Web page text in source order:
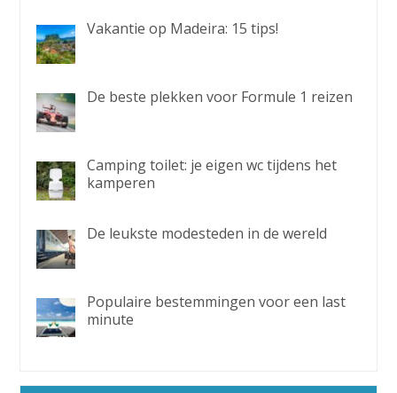
Vakantie op Madeira: 15 tips!
De beste plekken voor Formule 1 reizen
Camping toilet: je eigen wc tijdens het
kamperen
De leukste modesteden in de wereld
Populaire bestemmingen voor een last
minute